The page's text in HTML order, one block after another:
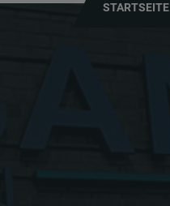
STARTSEITE